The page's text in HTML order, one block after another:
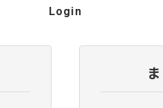
Login